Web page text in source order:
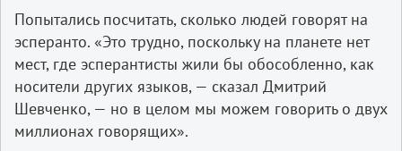
Попытались посчитать, сколько людей говорят на
эсперанто. «Это трудно, поскольку на планете нет
мест, где эсперантисты жили бы обособленно, как
носители других языков, — сказал Дмитрий
Шевченко, — но в целом мы можем говорить о двух
миллионах говорящих».